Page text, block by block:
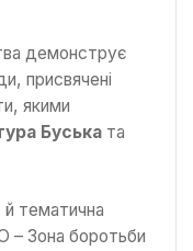
демонструє
присвячені
якими
Буська та
й тематична
– Зона боротьби